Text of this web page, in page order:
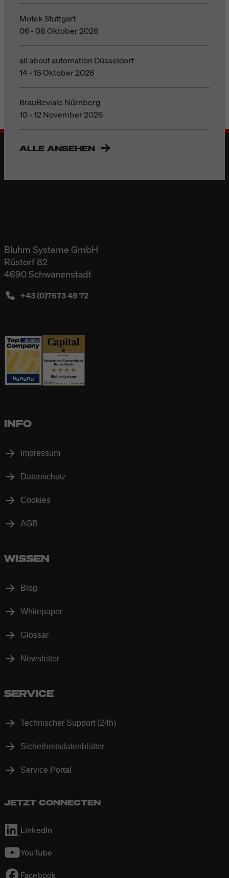
Motek Stuttgart
06 - 08 Oktober 2026
all about automation Düsseldorf
14 - 15 Oktober 2026
BrauBeviale Nürnberg
10 - 12 November 2026
ALLE ANSEHEN
Bluhm Systeme GmbH
Rüstorf 82
4690 Schwanenstadt
+43 (0)7673 49 72
INFO
Impressum
Datenschutz
Cookies
AGB
WISSEN
Blog
Whitepaper
Glossar
Newsletter
SERVICE
Technischer Support (24h)
Sicherheitsdatenblätter
Service Portal
JETZT CONNECTEN
LinkedIn
YouTube
Facebook